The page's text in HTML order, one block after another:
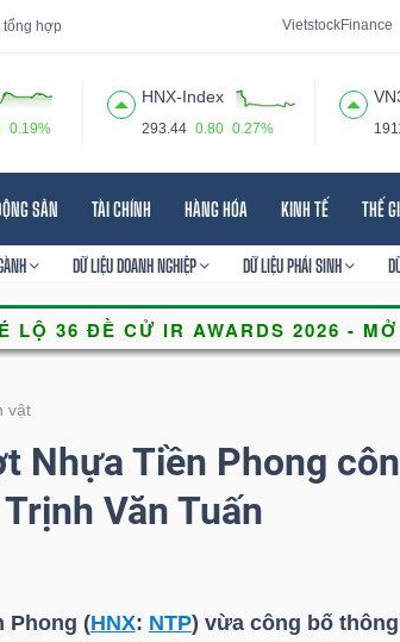
tổng hợp VietstockFinance
0.19%
HNX-Index
293.44 0.80 0.27%
SẢN TÀI CHÍNH HÀNG HÓA KINH TẾ THẾ
DỮ LIỆU DOANH NGHIỆP DỮ LIỆU PHÁI SINH
vật
Nhựa Tiền Phong
Văn Tuấn
Phong (HNX: NTP) vừa công bố